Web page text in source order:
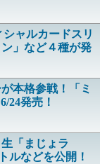
ャルカードスリ
」など４種が発
本格参戦！「ミ
24発売！
「まじょラ
ルなどを公開！